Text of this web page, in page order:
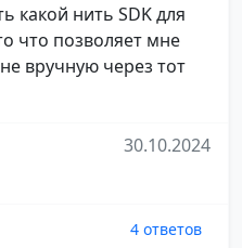
какой нить SDK для
что позволяет мне
вручную через тот
30.10.2024
4 ответов